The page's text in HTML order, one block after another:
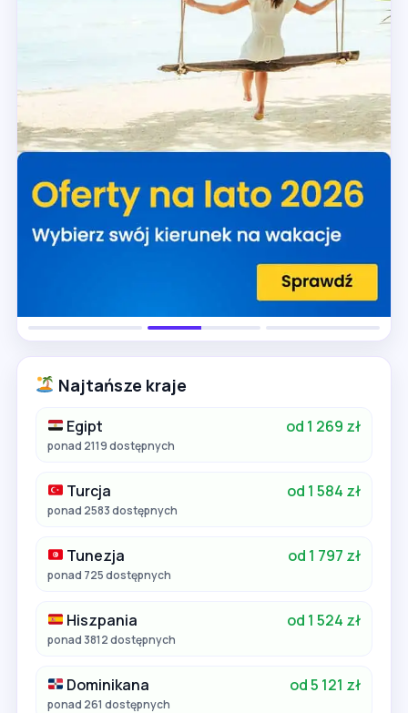
Najtańsze kraje
Egipt od 1 269 zł
ponad 2119 dostępnych
Turcja od 1 584 zł
ponad 2583 dostępnych
Tunezja od 1 797 zł
ponad 725 dostępnych
Hiszpania od 1 524 zł
ponad 3812 dostępnych
Dominikana od 5 121 zł
ponad 261 dostępnych